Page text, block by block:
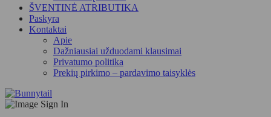
ŠVENTINĖ ATRIBUTIKA
Paskyra
Kontaktai
Apie
Dažniausiai užduodami klausimai
Privatumo politika
Prekių pirkimo – pardavimo taisyklės